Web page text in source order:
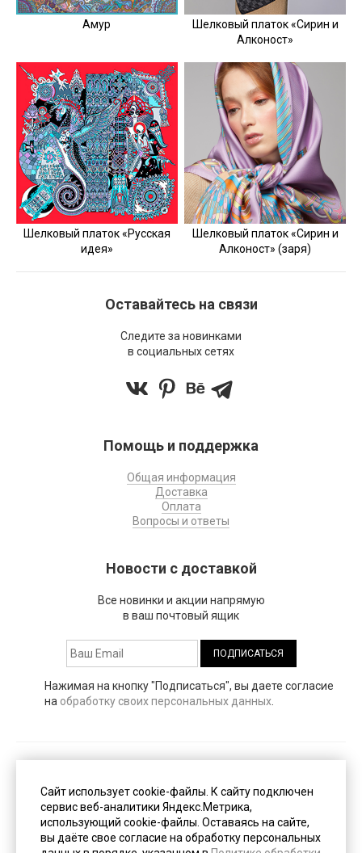
Амур
Шелковый платок «Сирин и
Алконост»
Шелковый платок «Русская
идея»
Шелковый платок «Сирин и
Алконост» (заря)
Оставайтесь на связи
Следите за новинками
в социальных сетях
Помощь и поддержка
Общая информация
Доставка
Оплата
Вопросы и ответы
Новости с доставкой
Все новинки и акции напрямую
в ваш почтовый ящик
Нажимая на кнопку "Подписаться", вы даете согласие
на обработку своих персональных данных
Пользовательское соглашение
Сайт использует cookie-файлы. К cайту подключен
сервис веб-аналитики Яндекс.Метрика,
использующий cookie-файлы. Оставаясь на сайте,
вы даёте свое согласие на обработку персональных